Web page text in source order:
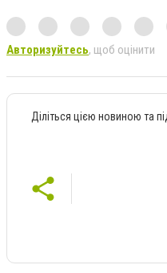
Авторизуйтесь, щоб оцінити
Діліться цією новиною та